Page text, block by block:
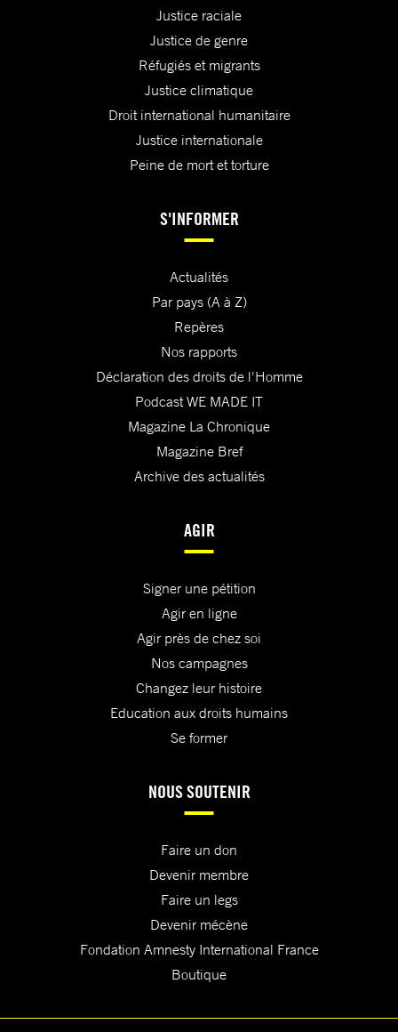
Justice raciale
Justice de genre
Réfugiés et migrants
Justice climatique
Droit international humanitaire
Justice internationale
Peine de mort et torture
S'INFORMER
Actualités
Par pays (A à Z)
Repères
Nos rapports
Déclaration des droits de l'Homme
Podcast WE MADE IT
Magazine La Chronique
Magazine Bref
Archive des actualités
AGIR
Signer une pétition
Agir en ligne
Agir près de chez soi
Nos campagnes
Changez leur histoire
Education aux droits humains
Se former
NOUS SOUTENIR
Faire un don
Devenir membre
Faire un legs
Devenir mécène
Fondation Amnesty International France
Boutique